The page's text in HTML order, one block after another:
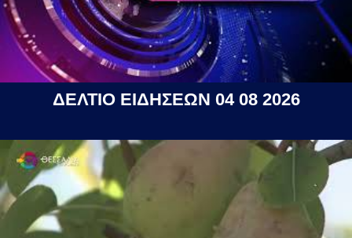
ΔΕΛΤΙΟ ΕΙΔΗΣΕΩΝ 04 08 2026